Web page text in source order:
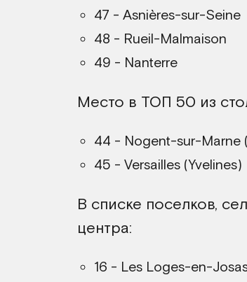
47 - Asnières-sur-Seine
48 - Rueil-Malmaison
49 - Nanterre
Место в ТОП 50 из
44 - Nogent-sur-Marne
45 - Versailles (Yvelines)
В списке поселков,
центра:
16 - Les Loges-en-